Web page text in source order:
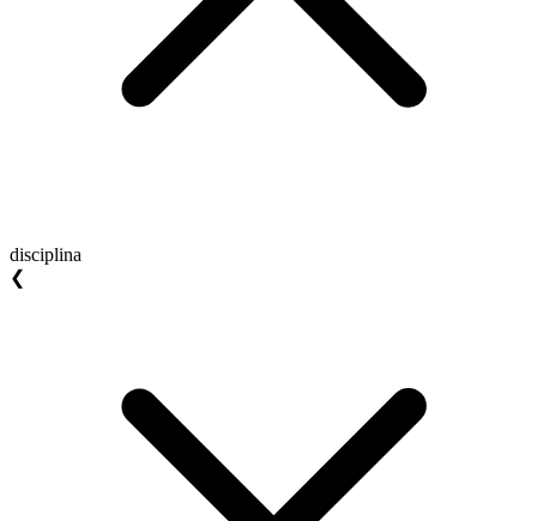
disciplina
❮